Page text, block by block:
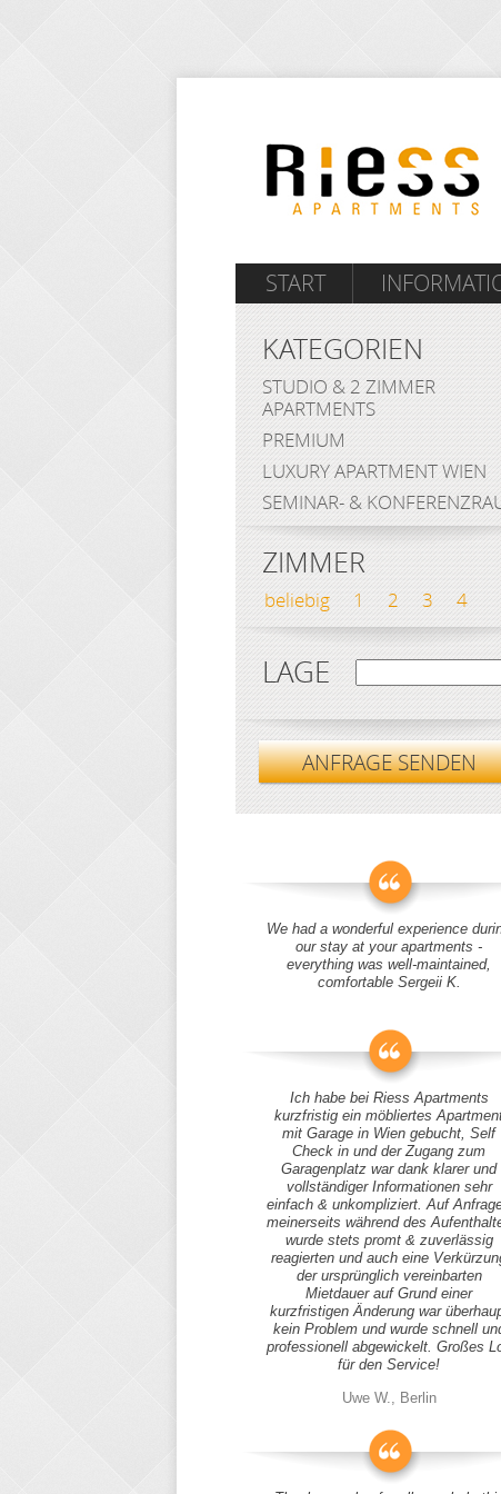
START
KATEGORIEN
STUDIO & 2 ZIMMER
APARTMENTS
PREMIUM
LUXURY APARTMENT WIEN
SEMINAR- &
ZIMMER
beliebig 1 2 3 4
LAGE
ANFRAGE SENDEN
We had a wonderful experience
our stay at your apartments -
everything was well-maintained,
comfortable Sergeii K.
Ich habe bei Riess Apartments
kurzfristig ein möbliertes
mit Garage in Wien gebucht, Self
Check in und der Zugang zum
Garagenplatz war dank klarer und
vollständiger Informationen sehr
einfach & unkompliziert. Auf
meinerseits während des
wurde stets promt & zuverlässig
reagierten und auch eine
der ursprünglich vereinbarten
Mietdauer auf Grund einer
kurzfristigen Änderung war
kein Problem und wurde schnell
professionell abgewickelt. Großes
für den Service!
Uwe W., Berlin